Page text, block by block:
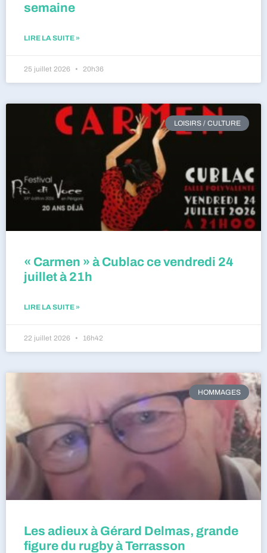
semaine
LIRE LA SUITE »
25 juillet 2026 20h36
LOISIRS / CULTURE
« Carmen » à Cublac ce vendredi 24
juillet à 21h
LIRE LA SUITE »
22 juillet 2026 16h42
HOMMAGES
Les adieux à Gérard Delmas, grande
figure du rugby à Terrasson